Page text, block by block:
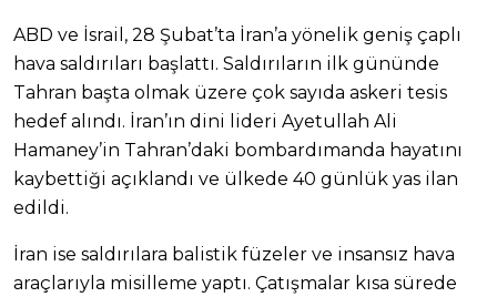
ABD ve İsrail, 28 Şubat’ta İran’a yönelik geniş çaplı
hava saldırıları başlattı. Saldırıların ilk gününde
Tahran başta olmak üzere çok sayıda askeri tesis
hedef alındı. İran’ın dini lideri Ayetullah Ali
Hamaney’in Tahran’daki bombardımanda hayatını
kaybettiği açıklandı ve ülkede 40 günlük yas ilan
edildi.
İran ise saldırılara balistik füzeler ve insansız hava
araçlarıyla misilleme yaptı. Çatışmalar kısa sürede